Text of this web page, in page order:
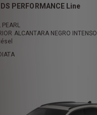
PERFORMANCE Line
PEARL
ALCANTARA NEGRO INTENSO